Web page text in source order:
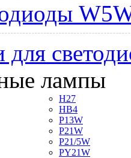
лампы
H27
HB4
P13W
P21W
P21/5W
PY21W